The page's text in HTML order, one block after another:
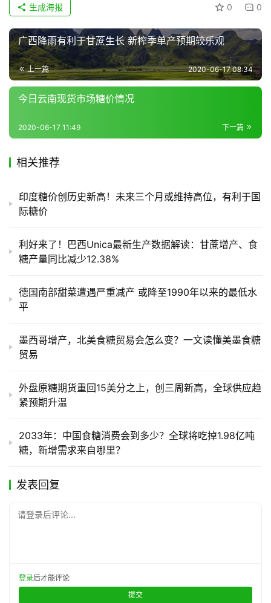
题
地
区
频
道
业
销
储
运
0 0
生成海报
广西降雨有利于甘蔗生长 新榨季单产预期较乐观
上一篇 2020-06-17 08:34
今日云南现货市场糖价情况
下一篇
2020-06-17 11:49
相关推荐
印度糖价创历史新高！未来三个月或维持高位，有利于国
际糖价
利好来了！巴西Unica最新生产数据解读：甘蔗增产、食
糖产量同比减少12.38%
德国南部甜菜遭遇严重减产 或降至1990年以来的最低水
平
墨西哥增产，北美食糖贸易会怎么变？一文读懂美墨食糖
贸易
外盘原糖期货重回15美分之上，创三周新高，全球供应趋
紧预期升温
2033年：中国食糖消费会到多少？全球将吃掉1.98亿吨
糖，新增需求来自哪里？
发表回复
请登录后评论...
登录后才能评论
提交